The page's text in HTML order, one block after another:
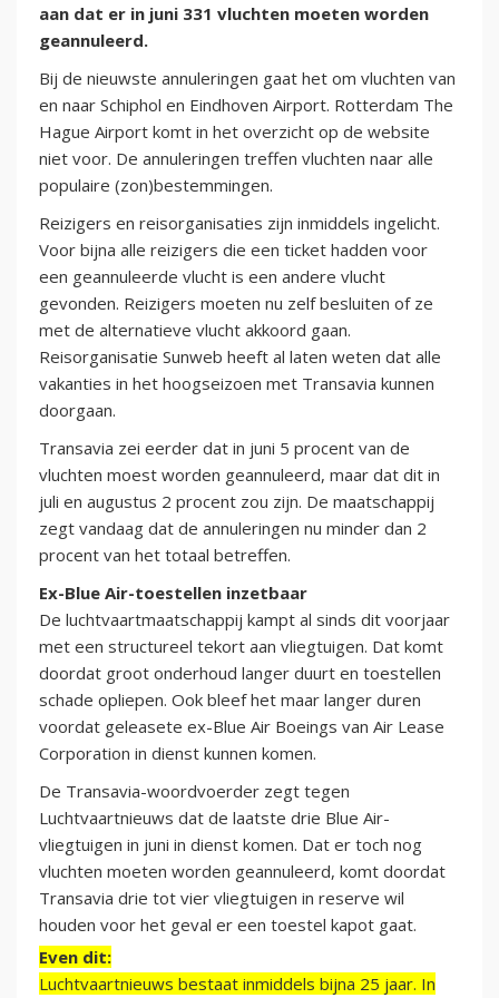
aan dat er in juni 331 vluchten moeten worden
geannuleerd.
Bij de nieuwste annuleringen gaat het om vluchten van
en naar Schiphol en Eindhoven Airport. Rotterdam The
Hague Airport komt in het overzicht op de website
niet voor. De annuleringen treffen vluchten naar alle
populaire (zon)bestemmingen.
Reizigers en reisorganisaties zijn inmiddels ingelicht.
Voor bijna alle reizigers die een ticket hadden voor
een geannuleerde vlucht is een andere vlucht
gevonden. Reizigers moeten nu zelf besluiten of ze
met de alternatieve vlucht akkoord gaan.
Reisorganisatie Sunweb heeft al laten weten dat alle
vakanties in het hoogseizoen met Transavia kunnen
doorgaan.
Transavia zei eerder dat in juni 5 procent van de
vluchten moest worden geannuleerd, maar dat dit in
juli en augustus 2 procent zou zijn. De maatschappij
zegt vandaag dat de annuleringen nu minder dan 2
procent van het totaal betreffen.
Ex-Blue Air-toestellen inzetbaar
De luchtvaartmaatschappij kampt al sinds dit voorjaar
met een structureel tekort aan vliegtuigen. Dat komt
doordat groot onderhoud langer duurt en toestellen
schade opliepen. Ook bleef het maar langer duren
voordat geleasete ex-Blue Air Boeings van Air Lease
Corporation in dienst kunnen komen.
De Transavia-woordvoerder zegt tegen
Luchtvaartnieuws dat de laatste drie Blue Air-
vliegtuigen in juni in dienst komen. Dat er toch nog
vluchten moeten worden geannuleerd, komt doordat
Transavia drie tot vier vliegtuigen in reserve wil
houden voor het geval er een toestel kapot gaat.
Even dit:
Luchtvaartnieuws bestaat inmiddels bijna 25 jaar. In